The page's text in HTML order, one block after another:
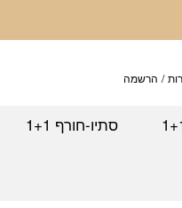
/ הרשמה
סתיו-חורף 1+1